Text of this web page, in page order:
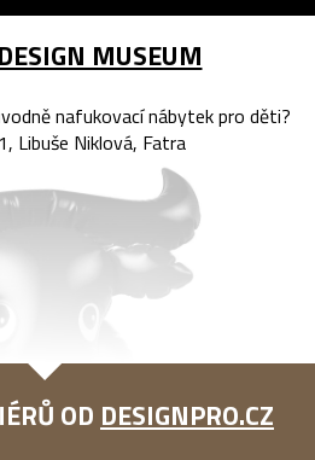
DESIGN MUSEUM
nafukovací nábytek pro děti?
Libuše Niklová, Fatra
OD DESIGNPRO.CZ